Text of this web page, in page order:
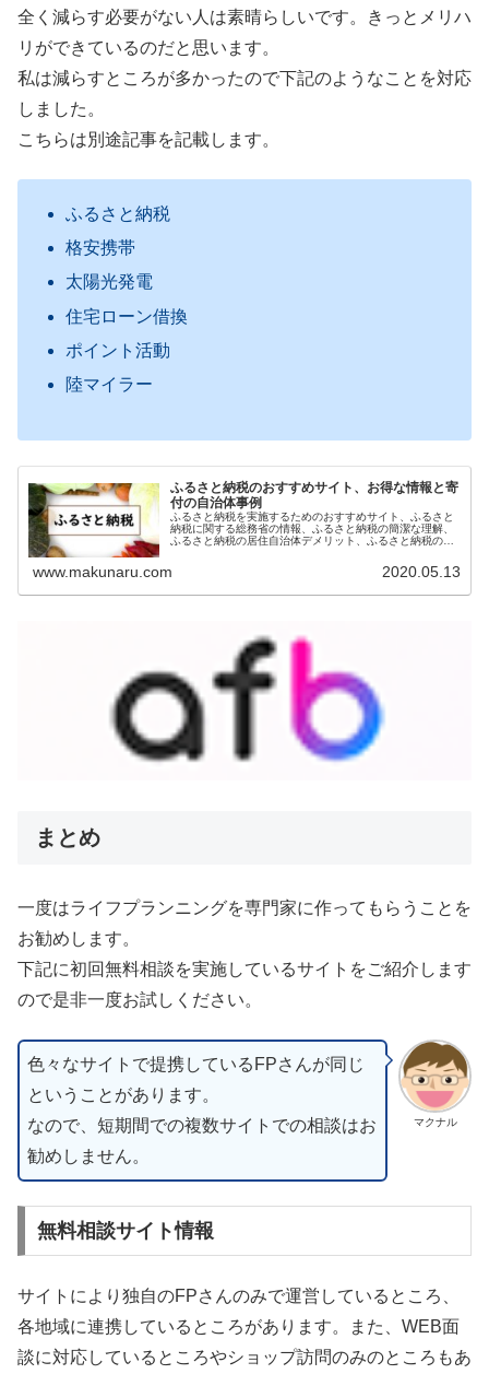
全く減らす必要がない人は素晴らしいです。きっとメリハ
リができているのだと思います。
私は減らすところが多かったので下記のようなことを対応
しました。
こちらは別途記事を記載します。
ふるさと納税
格安携帯
太陽光発電
住宅ローン借換
ポイント活動
陸マイラー
ふるさと納税のおすすめサイト、お得な情報と寄
付の自治体事例
ふるさと納税を実施するためのおすすめサイト、ふるさと
納税に関する総務省の情報、ふるさと納税の簡潔な理解、
ふるさと納税の居住自治体デメリット、ふるさと納税のお
www.makunaru.com 2020.05.13
まとめ
一度はライフプランニングを専門家に作ってもらうことを
お勧めします。
下記に初回無料相談を実施しているサイトをご紹介します
ので是非一度お試しください。
マクナル
色々なサイトで提携しているFPさんが同じ
ということがあります。
なので、短期間での複数サイトでの相談はお
勧めしません。
無料相談サイト情報
サイトにより独自のFPさんのみで運営しているところ、
各地域に連携しているところがあります。また、WEB面
談に対応しているところやショップ訪問のみのところもあ